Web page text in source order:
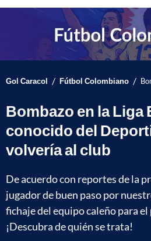
Gol Caracol / Fútbol Colombiano /
Bombazo en la Liga
conocido del
volvería al club
De acuerdo con reportes de la
jugador de buen paso por
fichaje del equipo caleño para
¡Descubra de quién se trata!